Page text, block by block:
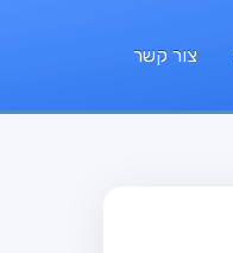
צור קשר